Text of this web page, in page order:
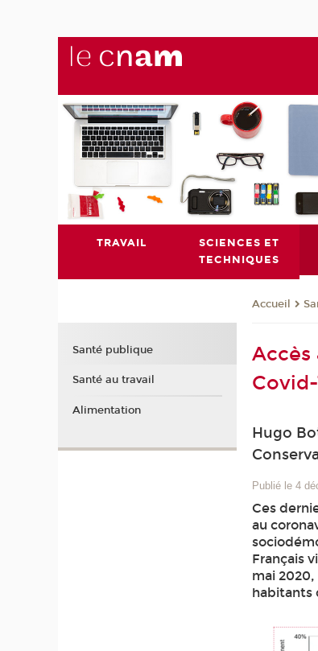
TRAVAIL
SCIENCES ET
TECHNIQUES
Accueil
Accès
Covid-
Hugo
Publié le 4
Ces
au
Français
mai
habitants
Santé publique
Santé au travail
Alimentation